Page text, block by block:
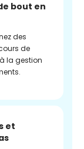
bout en
des
de
la gestion
et